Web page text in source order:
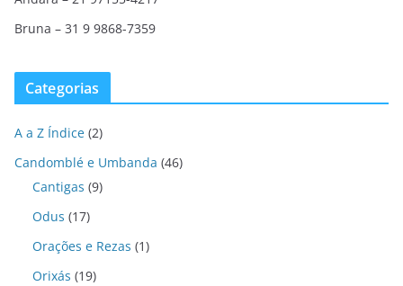
Bruna – 31 9 9868-7359
Categorias
A a Z Índice (2)
Candomblé e Umbanda (46)
Cantigas (9)
Odus (17)
Orações e Rezas (1)
Orixás (19)